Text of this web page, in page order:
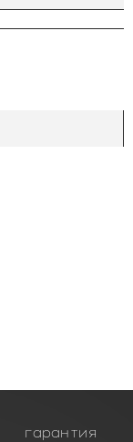
гарантия